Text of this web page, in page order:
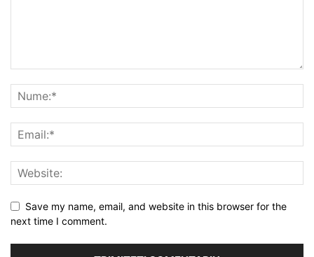
Save my name, email, and website in this browser for the
next time I comment.